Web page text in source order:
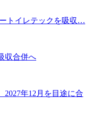
トイレテックを吸収…
収合併へ
2027年12月を目途に合